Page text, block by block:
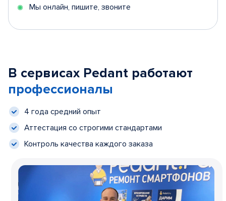
Мы онлайн, пишите, звоните
В сервисах Pedant работают
профессионалы
4 года средний опыт
Аттестация со строгими стандартами
Контроль качества каждого заказа